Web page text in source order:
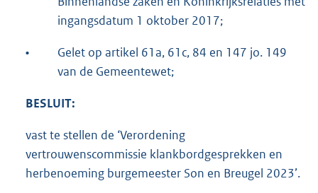
ingangsdatum 1 oktober 2017;
•
Gelet op artikel 61a, 61c, 84 en 147 jo. 149
van de Gemeentewet;
BESLUIT:
vast te stellen de ‘Verordening
vertrouwenscommissie klankbordgesprekken en
herbenoeming burgemeester Son en Breugel 2023’.